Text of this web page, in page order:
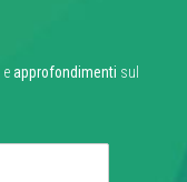
eapprofondimenti sul